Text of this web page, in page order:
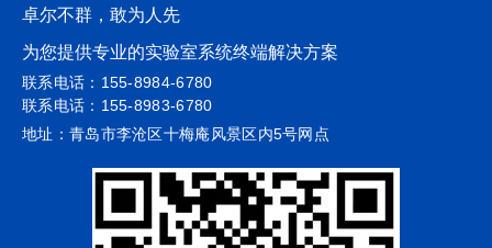
卓尔不群，敢为人先
为您提供专业的实验室系统终端解决方案
联系电话：155-8984-6780
联系电话：155-8983-6780
地址：青岛市李沧区十梅庵风景区内5号网点